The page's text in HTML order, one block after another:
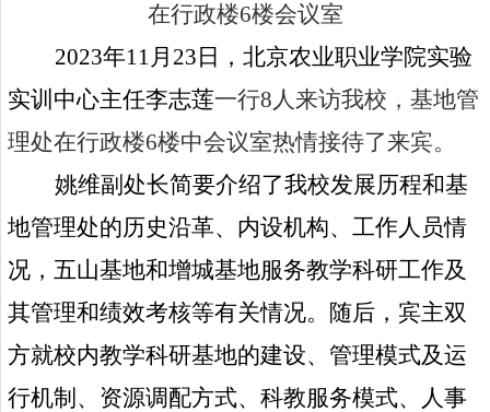
在行政楼6楼会议室
2023年11月 23 日，北京农业职业学院实验
实训中心主任李志莲一行8人来访我校，基地管
理处在行政楼6楼中会议室热情接待了来宾。
姚维副处长简要介绍了我校发展历程和基
地管理处的历史沿革、内设机构、工作人员情
况，五山基地和增城基地服务教学科研工作及
其管理和绩效考核等有关情况。随后，宾主双
方就校内教学科研基地的建设、管理模式及运
行机制、资源调配方式、科教服务模式、人事